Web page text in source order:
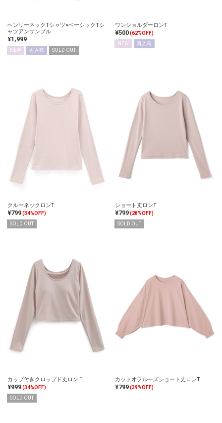
ヘンリーネックTシャツ×ベーシックTシ
ャツアンサンブル
¥1,999
NEW 再入荷 SOLD OUT
ワンショルダーロンT
¥500(62%OFF)
NEW
再入荷
クルーネックロンT
¥799(34%OFF)
SOLD OUT
ショート丈ロンT
¥799(28%OFF)
SOLD OUT
カップ付きクロップド丈ロンＴ
¥999(34%OFF)
SOLD OUT
カットオフルーズショート丈ロンT
¥799(39%OFF)